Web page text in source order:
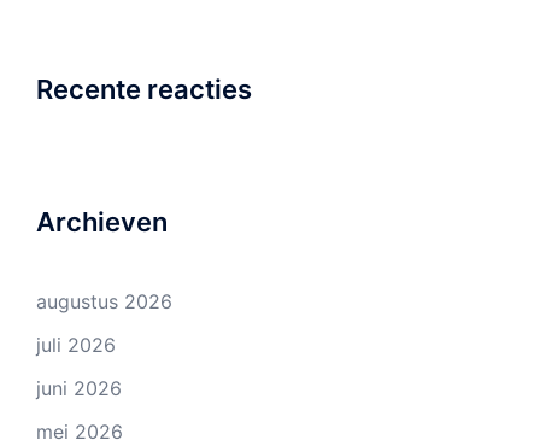
Recente reacties
Archieven
augustus 2026
juli 2026
juni 2026
mei 2026